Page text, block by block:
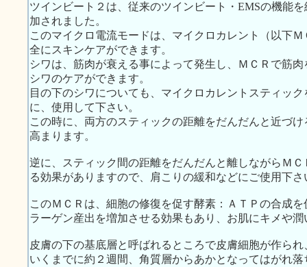
ツインビート２は、従来のツインビート・EMSの機能
加されました。
このマイクロ電流モードは、マイクロカレント（以下
全にスキンケアができます。
シワは、筋肉が衰える事によって発生し、ＭＣＲで筋
シワのケアができます。
目の下のシワについても、マイクロカレントスティッ
に、使用して下さい。
この時に、両方のスティックの距離をだんだんと近づ
高まります。
逆に、スティック間の距離をだんだんと離しながらＭ
る効果がありますので、肩こりの緩和などにご使用下さ
このＭＣＲは、細胞の修復を促す酵素：ＡＴＰの合成
ラーゲン産出を増加させる効果もあり、お肌にキメや
皮膚の下の基底層と呼ばれるところで皮膚細胞が作ら
いくまでに約２週間、角質層からあかとなってはがれ